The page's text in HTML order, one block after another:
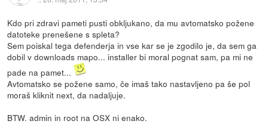
Kdo pri zdravi pameti pusti obkljukano, da mu avtomatsko požene
datoteke prenešene s spleta?
Sem poiskal tega defenderja in vse kar se je zgodilo je, da sem ga
dobil v downloads mapo... installer bi moral pognat sam, pa mi ne
pade na pamet...
Avtomatsko se požene samo, če imaš tako nastavljeno pa še pol
moraš kliknit next, da nadaljuje.
BTW. admin in root na OSX ni enako.